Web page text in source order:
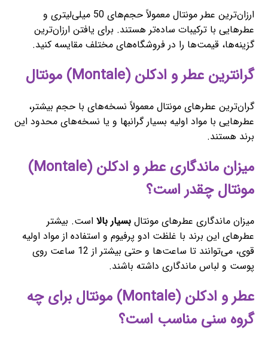
ارزان‌ترین عطر مونتال معمولاً حجم‌های 50 میلی‌لیتری و
عطرهایی با ترکیبات ساده‌تر هستند. برای یافتن ارزان‌ترین
گزینه‌ها، قیمت‌ها را در فروشگاه‌های مختلف مقایسه کنید.
گرانترین عطر و ادکلن (Montale) مونتال
گران‌ترین عطرهای مونتال معمولاً نسخه‌های با حجم بیشتر،
عطرهایی با مواد اولیه بسیار گرانبها و یا نسخه‌های محدود این
برند هستند.
میزان ماندگاری عطر و ادکلن (Montale)
مونتال چقدر است؟
میزان ماندگاری عطرهای مونتال بسیار بالا است. بیشتر
عطرهای این برند با غلظت ادو پرفیوم و استفاده از مواد اولیه
قوی، می‌توانند تا ساعت‌ها و حتی بیشتر از 12 ساعت روی
پوست و لباس ماندگاری داشته باشند.
عطر و ادکلن (Montale) مونتال برای چه
گروه سنی مناسب است؟